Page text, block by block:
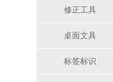
修正工具
桌面文具
标签标识